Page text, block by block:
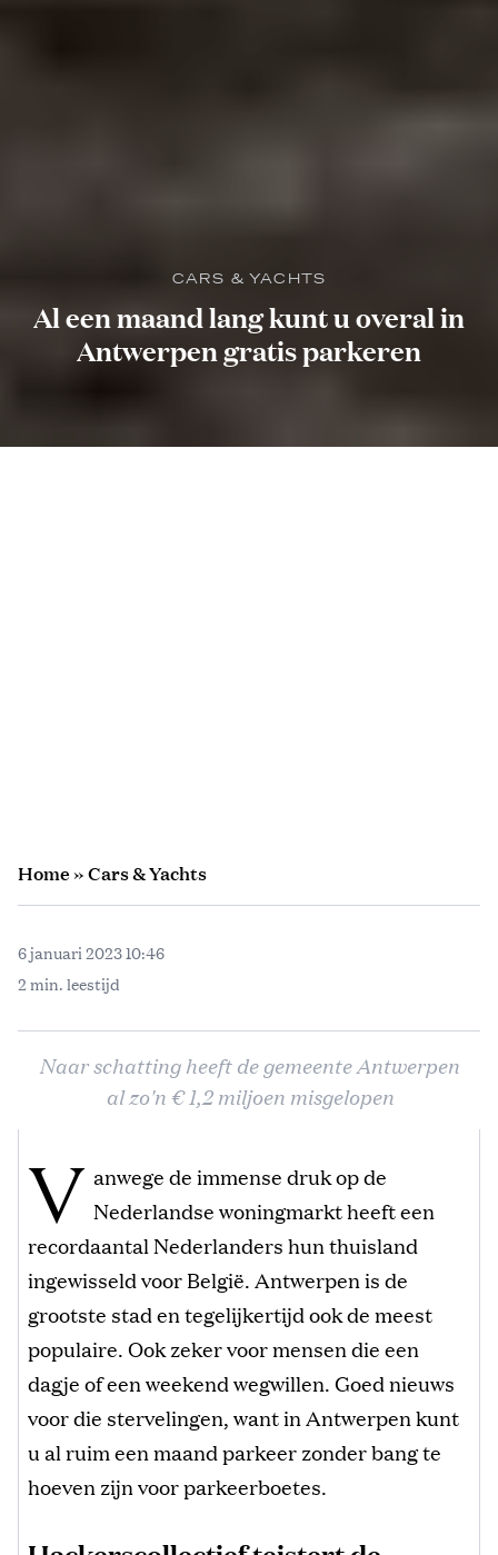
CARS & YACHTS
Al een maand lang kunt u overal in
Antwerpen gratis parkeren
Home»Cars & Yachts
6 januari 2023 10:46
2 min. leestijd
Naar schatting heeft de gemeente Antwerpen
al zo'n € 1,2 miljoen misgelopen
V anwege de immense druk op de
Nederlandse woningmarkt heeft een
recordaantal Nederlanders hun thuisland
ingewisseld voor België. Antwerpen is de
grootste stad en tegelijkertijd ook de meest
populaire. Ook zeker voor mensen die een
dagje of een weekend wegwillen. Goed nieuws
voor die stervelingen, want in Antwerpen kunt
u al ruim een maand parkeer zonder bang te
hoeven zijn voor parkeerboetes.